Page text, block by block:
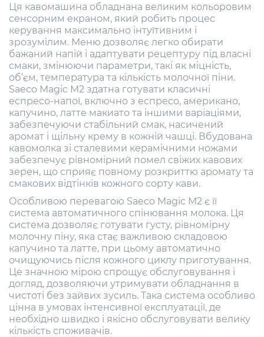
Ця кавомашина обладнана великим кольоровим
сенсорним екраном, який робить процес
керування максимально інтуїтивним і
зрозумілим. Меню дозволяє легко обирати
бажаний напій і адаптувати рецептуру під власні
смаки, змінюючи параметри, такі як міцність,
об’єм, температура та кількість молочної піни.
Saeco Magic M2 здатна готувати класичні
еспресо-напої, включно з еспресо, американо,
капучино, латте макиато та іншими варіаціями,
забезпечуючи стабільний смак, насичений
аромат і щільну крему в кожній чашці. Вбудована
кавомолка зі сталевими керамічними ножами
забезпечує рівномірний помел свіжих кавових
зерен, що сприяє повному розкриттю аромату та
смакових відтінків кожного сорту кави.
Особливою перевагою Saeco Magic M2 є її
система автоматичного спінювання молока. Ця
система дозволяє готувати густу, рівномірну
молочну піну, яка стає важливою складовою
капучино та латте, при цьому автоматично
очищуючись після кожного циклу приготування.
Це значною мірою спрощує обслуговування і
догляд, дозволяючи утримувати обладнання в
чистоті без зайвих зусиль. Така система особливо
цінна в умовах інтенсивної експлуатації, де
необхідно швидко і якісно обслуговувати велику
кількість споживачів.